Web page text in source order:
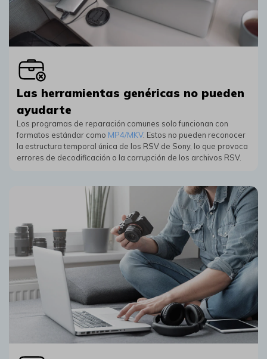
Las herramientas genéricas no pueden
ayudarte
Los programas de reparación comunes solo funcionan con
formatos estándar como MP4/MKV.󠀲󠀧 Estos no pueden reconocer
la estructura temporal única de los RSV de Sony, lo que provoca
errores de decodificación o la corrupción de los archivos RSV.󠀲󠀧󠀥